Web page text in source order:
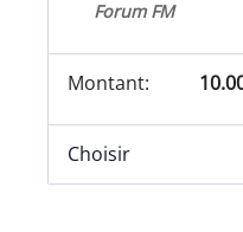
Forum FM
Choisir